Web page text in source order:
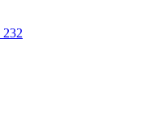
232